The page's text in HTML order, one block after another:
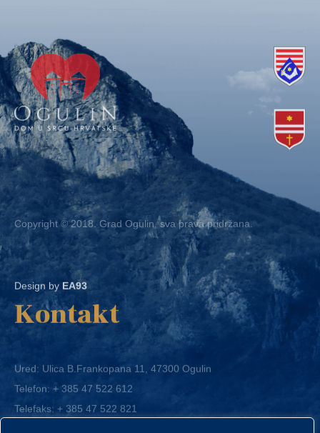
Copyright © 2018. Grad Ogulin, sva prava pridržana.
Design byEA93
Kontakt
Ured: Ulica B.Frankopana 11, 47300 Ogulin
Telefon:+ 385 47 522 612
Telefaks:+ 385 47 522 821
E-mail:grad-ogulin@ogulin.hr